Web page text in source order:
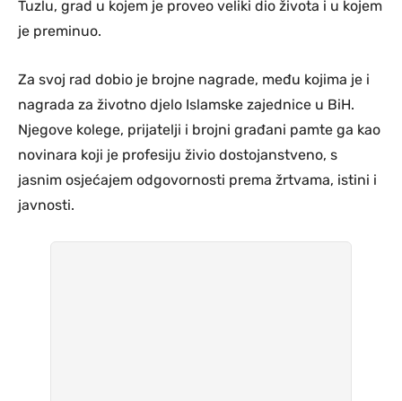
Tuzlu, grad u kojem je proveo veliki dio života i u kojem
je preminuo.
Za svoj rad dobio je brojne nagrade, među kojima je i
nagrada za životno djelo Islamske zajednice u BiH.
Njegove kolege, prijatelji i brojni građani pamte ga kao
novinara koji je profesiju živio dostojanstveno, s
jasnim osjećajem odgovornosti prema žrtvama, istini i
javnosti.